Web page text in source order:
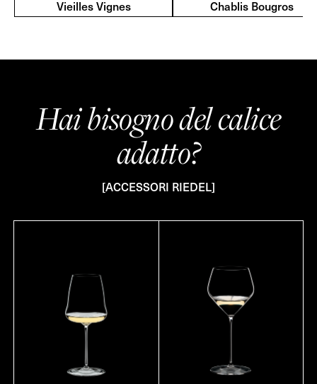
Vieilles Vignes Chablis Bougros
Hai bisogno del calice
adatto?
[ACCESSORI RIEDEL]